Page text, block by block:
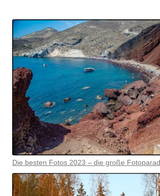
Die besten Fotos 2023 – die große